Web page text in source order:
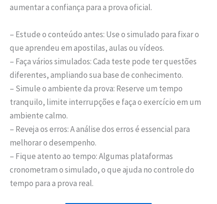
aumentar a confiança para a prova oficial.
– Estude o conteúdo antes: Use o simulado para fixar o
que aprendeu em apostilas, aulas ou vídeos.
– Faça vários simulados: Cada teste pode ter questões
diferentes, ampliando sua base de conhecimento.
– Simule o ambiente da prova: Reserve um tempo
tranquilo, limite interrupções e faça o exercício em um
ambiente calmo.
– Reveja os erros: A análise dos erros é essencial para
melhorar o desempenho.
– Fique atento ao tempo: Algumas plataformas
cronometram o simulado, o que ajuda no controle do
tempo para a prova real.